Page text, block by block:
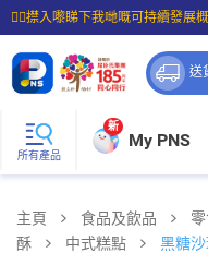
☝🏼㩒入嚟睇下我哋嘅可持續發展
⭐購物滿$399即享免費送貨；滿
送
所有產品
新
My PNS
主頁 食品及飲品
酥
中式糕點 黑糖